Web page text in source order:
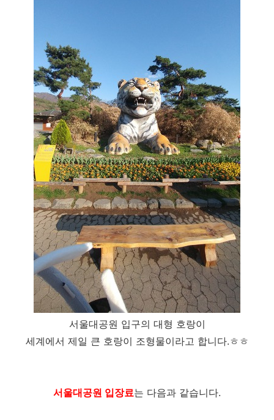
서울대공원 입구의 대형 호랑이
세계에서 제일 큰 호랑이 조형물이라고 합니다.ㅎㅎ
서울대공원 입장료는 다음과 같습니다.